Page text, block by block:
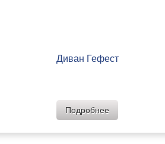
Диван Гефест
Подробнее